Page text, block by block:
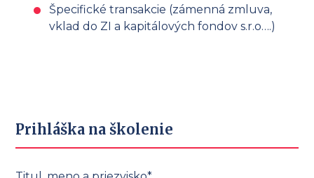
Špecifické transakcie (zámenná zmluva,
vklad do ZI a kapitálových fondov s.r.o….)
Prihláška na školenie